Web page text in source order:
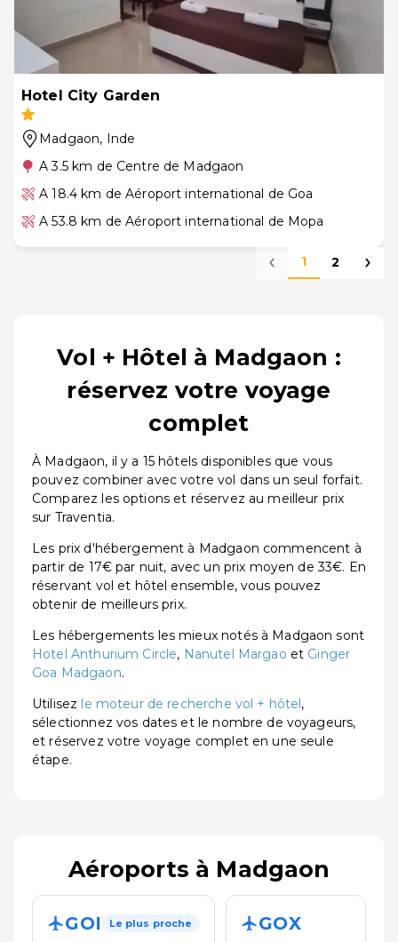
Hotel City Garden
Madgaon, Inde
A 3.5 km de Centre de Madgaon
A 18.4 km de Aéroport international de Goa
A 53.8 km de Aéroport international de Mopa
1 2
Vol + Hôtel à Madgaon :
réservez votre voyage
complet
À Madgaon, il y a 15 hôtels disponibles que vous
pouvez combiner avec votre vol dans un seul forfait.
Comparez les options et réservez au meilleur prix
sur Traventia.
Les prix d'hébergement à Madgaon commencent à
partir de 17€ par nuit, avec un prix moyen de 33€. En
réservant vol et hôtel ensemble, vous pouvez
obtenir de meilleurs prix.
Les hébergements les mieux notés à Madgaon sont
Hotel Anthurium Circle, Nanutel Margao et Ginger
Goa Madgaon.
Utilisez le moteur de recherche vol + hôtel,
sélectionnez vos dates et le nombre de voyageurs,
et réservez votre voyage complet en une seule
étape.
Aéroports à Madgaon
GOI Le plus proche GOX